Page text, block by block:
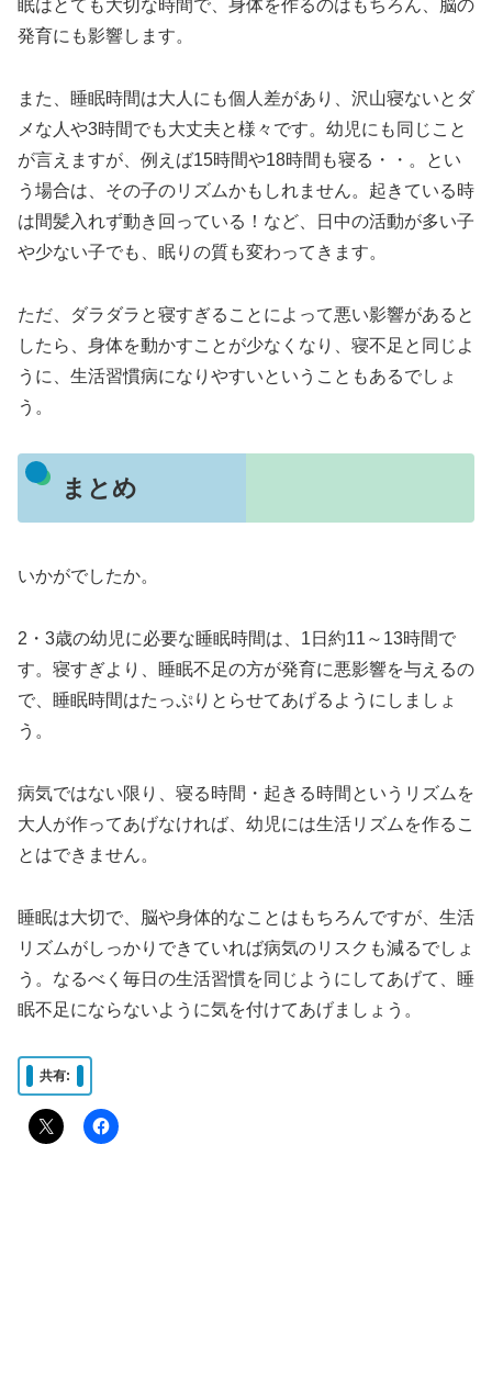
眠はとても大切な時間で、身体を作るのはもちろん、脳の
発育にも影響します。
また、睡眠時間は大人にも個人差があり、沢山寝ないとダ
メな人や3時間でも大丈夫と様々です。幼児にも同じこと
が言えますが、例えば15時間や18時間も寝る・・。とい
う場合は、その子のリズムかもしれません。起きている時
は間髪入れず動き回っている！など、日中の活動が多い子
や少ない子でも、眠りの質も変わってきます。
ただ、ダラダラと寝すぎることによって悪い影響があると
したら、身体を動かすことが少なくなり、寝不足と同じよ
うに、生活習慣病になりやすいということもあるでしょ
う。
まとめ
いかがでしたか。
2・3歳の幼児に必要な睡眠時間は、1日約11～13時間で
す。寝すぎより、睡眠不足の方が発育に悪影響を与えるの
で、睡眠時間はたっぷりとらせてあげるようにしましょ
う。
病気ではない限り、寝る時間・起きる時間というリズムを
大人が作ってあげなければ、幼児には生活リズムを作るこ
とはできません。
睡眠は大切で、脳や身体的なことはもちろんですが、生活
リズムがしっかりできていれば病気のリスクも減るでしょ
う。なるべく毎日の生活習慣を同じようにしてあげて、睡
眠不足にならないように気を付けてあげましょう。
共有: